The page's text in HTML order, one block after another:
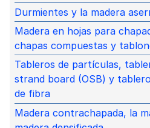
Durmientes y la madera
Madera en hojas para
chapas compuestas y
Tableros de partículas,
strand board (OSB) y
de fibra
Madera contrachapada, la